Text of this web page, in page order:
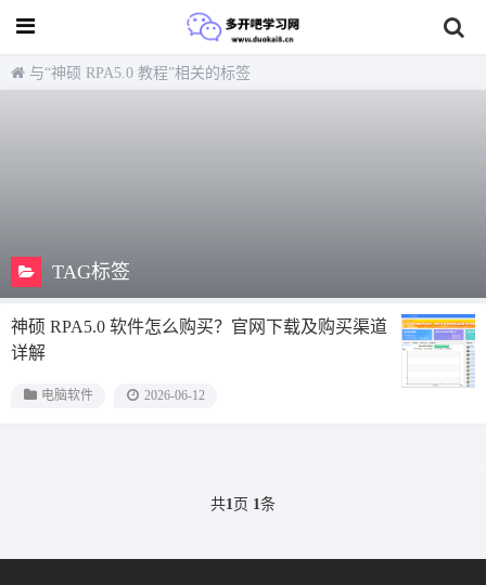
与“神硕 RPA5.0 教程”相关的标签
TAG标签
神硕 RPA5.0 软件怎么购买？官网下载及购买渠道
详解
电脑软件 2026-06-12
共1页 1条